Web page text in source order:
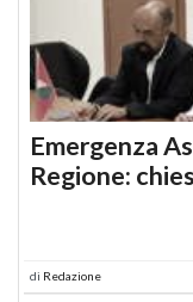
Emergenza
Regione:
di Redazione